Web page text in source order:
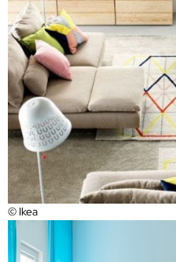
© Ikea